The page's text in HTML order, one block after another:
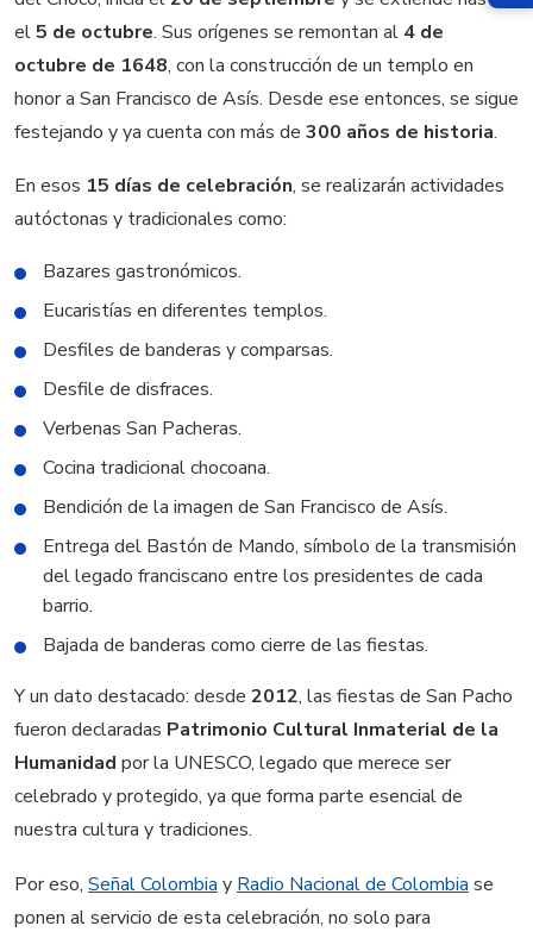
el5 de octubre. Sus orígenes se remontan al 4 de
octubre de 1648, con la construcción de un templo en
honor a San Francisco de Asís. Desde ese entonces, se sigue
festejando y ya cuenta con más de 300 años de historia.
En esos 15 días de celebración, se realizarán actividades
autóctonas y tradicionales como:
Bazares gastronómicos.
Eucaristías en diferentes templos.
Desfiles de banderas y comparsas.
Desfile de disfraces.
Verbenas San Pacheras.
Cocina tradicional chocoana.
Bendición de la imagen de San Francisco de Asís.
Entrega del Bastón de Mando, símbolo de la transmisión
del legado franciscano entre los presidentes de cada
barrio.
Bajada de banderas como cierre de las fiestas.
Y un dato destacado: desde 2012, las fiestas de San Pacho
fueron declaradas Patrimonio Cultural Inmaterial de la
Humanidad por la UNESCO, legado que merece ser
celebrado y protegido, ya que forma parte esencial de
nuestra cultura y tradiciones.
Por eso, Señal Colombia y Radio Nacional de Colombia se
ponen al servicio de esta celebración, no solo para